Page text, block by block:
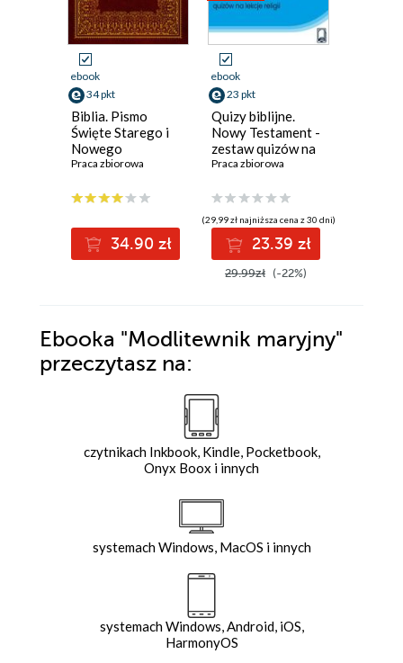
ebook
34 pkt
Biblia. Pismo
Święte Starego i
Nowego
Testamentu
Praca zbiorowa
34.90 zł
ebook
23 pkt
Quizy biblijne.
Nowy Testament -
zestaw quizów na
lekcje religii
Praca zbiorowa
(29,99 zł najniższa cena z 30 dni)
23.39 zł
29.99zł (-22%)
Ebooka "Modlitewnik maryjny"
przeczytasz na:
czytnikach Inkbook, Kindle, Pocketbook,
Onyx Boox i innych
systemach Windows, MacOS i innych
systemach Windows, Android, iOS,
HarmonyOS